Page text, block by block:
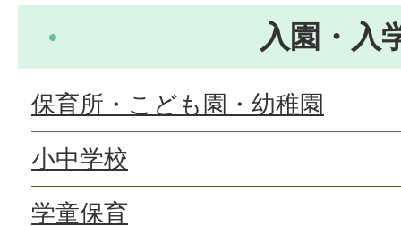
入園・入
保育所・こども園・幼稚園
小中学校
学童保育